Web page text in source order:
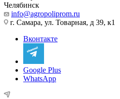
Челябинск
info@agropoliprom.ru
г. Самара, ул. Товарная, д 39, к1
Вконтакте
Google Plus
WhatsApp